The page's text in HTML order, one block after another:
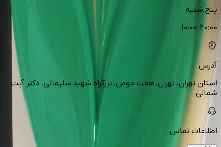
پنج شنبه
10:00-20:00
آدرس
استان تهران، تهران، هفت حوض، بزرگراه شهید سلیمانی، دکتر آیت
شمالی
اطلاعات تماس